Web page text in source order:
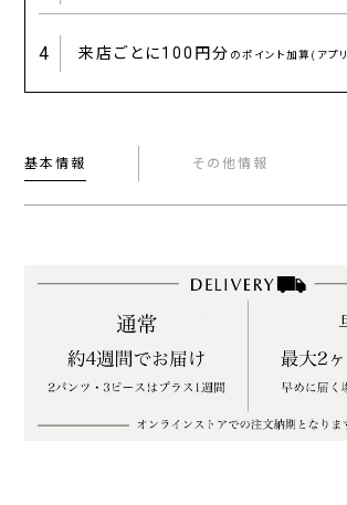
4 来店ごとに100円分 のポイント加算(アプ
基本情報 その他情報